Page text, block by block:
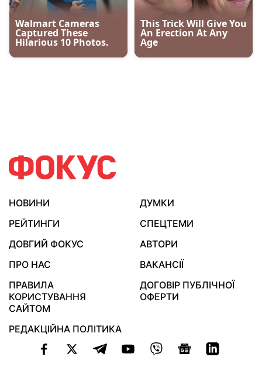
НОВИНИ
ДУМКИ
РЕЙТИНГИ
СПЕЦТЕМИ
ДОВГИЙ ФОКУС
АВТОРИ
ПРО НАС
ВАКАНСІЇ
ПРАВИЛА
КОРИСТУВАННЯ
САЙТОМ
ДОГОВІР ПУБЛІЧНОЇ
ОФЕРТИ
РЕДАКЦІЙНА ПОЛІТИКА